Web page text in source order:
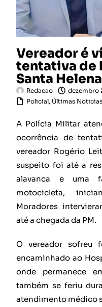
Vereador é
tentativa de
Santa Helena
Redacao
dezembro
Policial, Últimas Noticias
A Polícia Militar
ocorrência de
vereador Rogério
suspeito foi até a
alavanca e uma
motocicleta,
Moradores
até a chegada da PM.
O vereador sofreu
encaminhado ao
onde permanece
também se feriu
atendimento médico